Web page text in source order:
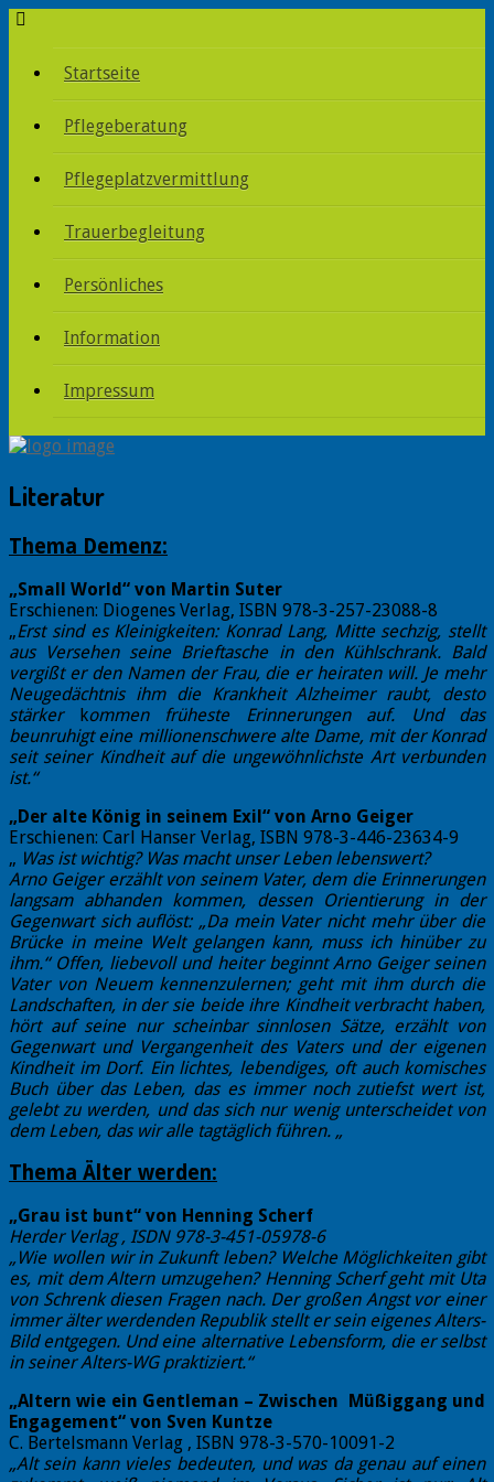
Startseite
Pflegeberatung
Pflegeplatzvermittlung
Trauerbegleitung
Persönliches
Information
Impressum
Literatur
Thema Demenz:
„Small World“ von Martin Suter
Erschienen: Diogenes Verlag, ISBN 978-3-257-23088-8
„Erst sind es Kleinigkeiten: Konrad Lang, Mitte sechzig, stellt
aus Versehen seine Brieftasche in den Kühlschrank. Bald
vergißt er den Namen der Frau, die er heiraten will. Je mehr
Neugedächtnis ihm die Krankheit Alzheimer raubt, desto
stärkerkommen früheste Erinnerungen auf. Und das
beunruhigt eine millionenschwere alte Dame, mit der Konrad
seit seiner Kindheit auf die ungewöhnlichste Art verbunden
ist.“
„Der alte König in seinem Exil“ von Arno Geiger
Erschienen: Carl Hanser Verlag, ISBN 978-3-446-23634-9
„ Was ist wichtig? Was macht unser Leben lebenswert?
Arno Geiger erzählt von seinem Vater, dem die Erinnerungen
langsam abhanden kommen, dessen Orientierung in der
Gegenwart sich auflöst: „Da mein Vater nicht mehr über die
Brücke in meine Welt gelangen kann, muss ich hinüber zu
ihm.“ Offen, liebevoll und heiter beginnt Arno Geiger seinen
Vater von Neuem kennenzulernen; geht mit ihm durch die
Landschaften, in der sie beide ihre Kindheit verbracht haben,
hört auf seine nur scheinbar sinnlosen Sätze, erzählt von
Gegenwart und Vergangenheit des Vaters und der eigenen
Kindheit im Dorf. Ein lichtes, lebendiges, oft auch komisches
Buch über das Leben, das es immer noch zutiefst wert ist,
gelebt zu werden, und das sich nur wenig unterscheidet von
dem Leben, das wir alle tagtäglich führen. „
Thema Älter werden:
„Grau ist bunt“ von Henning Scherf
Herder Verlag , ISDN 978-3-451-05978-6
„Wie wollen wir in Zukunft leben? Welche Möglichkeiten gibt
es, mit dem Altern umzugehen? Henning Scherf geht mit Uta
von Schrenk diesen Fragen nach. Der großen Angst vor einer
immer älter werdenden Republik stellt er sein eigenes Alters-
Bild entgegen. Und eine alternative Lebensform, die er selbst
in seiner Alters-WG praktiziert.“
„Altern wie ein Gentleman – Zwischen Müßiggang und
Engagement“ von Sven Kuntze
C. Bertelsmann Verlag , ISBN 978-3-570-10091-2
„Alt sein kann vieles bedeuten, und was da genau auf einen